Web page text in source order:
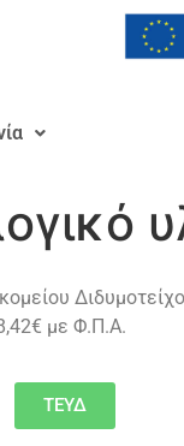
με Φ.Π.Α.
ΤΕΥΔ